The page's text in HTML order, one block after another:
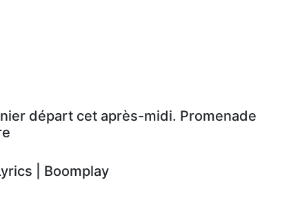
départ cet après-midi. Promenade
| Boomplay